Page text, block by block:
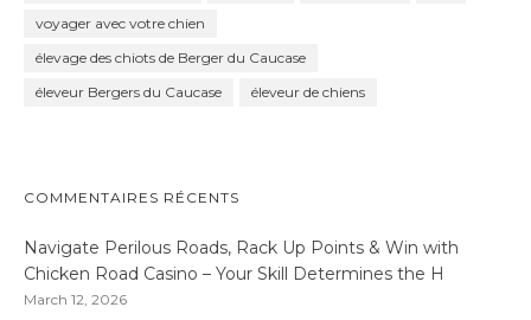
voyager avec votre chien
élevage des chiots de Berger du Caucase
éleveur Bergers du Caucase
éleveur de chiens
COMMENTAIRES RÉCENTS
Navigate Perilous Roads, Rack Up Points & Win with
Chicken Road Casino – Your Skill Determines the H
March 12, 2026